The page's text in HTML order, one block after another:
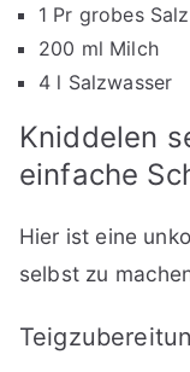
1 Pr grobes Salz
200 ml Milch
4 l Salzwasser
Kniddelen
einfache
Hier ist eine
selbst zu